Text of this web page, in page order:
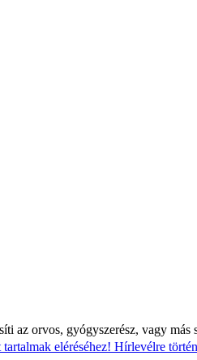
az orvos, gyógyszerész, vagy más
eléréséhez! Hírlevélre